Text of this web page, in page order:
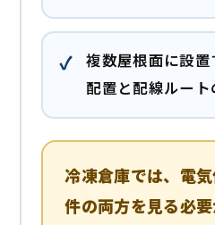
複数屋根面に設
配置と配線ルー
冷凍倉庫では、電
件の両方を見る必要